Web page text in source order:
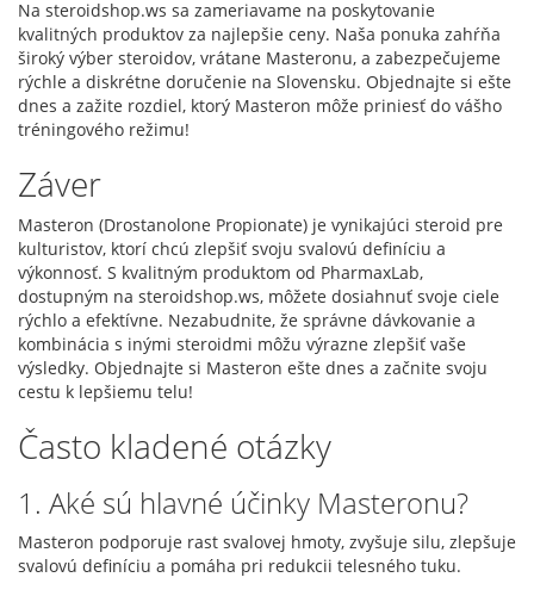
Na steroidshop.ws sa zameriavame na poskytovanie
kvalitných produktov za najlepšie ceny. Naša ponuka zahŕňa
široký výber steroidov, vrátane Masteronu, a zabezpečujeme
rýchle a diskrétne doručenie na Slovensku. Objednajte si ešte
dnes a zažite rozdiel, ktorý Masteron môže priniesť do vášho
tréningového režimu!
Záver
Masteron (Drostanolone Propionate) je vynikajúci steroid pre
kulturistov, ktorí chcú zlepšiť svoju svalovú definíciu a
výkonnosť. S kvalitným produktom od PharmaxLab,
dostupným na steroidshop.ws, môžete dosiahnuť svoje ciele
rýchlo a efektívne. Nezabudnite, že správne dávkovanie a
kombinácia s inými steroidmi môžu výrazne zlepšiť vaše
výsledky. Objednajte si Masteron ešte dnes a začnite svoju
cestu k lepšiemu telu!
Často kladené otázky
1. Aké sú hlavné účinky Masteronu?
Masteron podporuje rast svalovej hmoty, zvyšuje silu, zlepšuje
svalovú definíciu a pomáha pri redukcii telesného tuku.